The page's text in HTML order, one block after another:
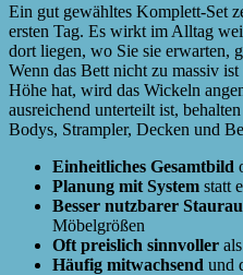
Ein gut gewähltes Komplett-Set
ersten Tag. Es wirkt im Alltag
dort liegen, wo Sie sie erwarten,
Wenn das Bett nicht zu massiv
Höhe hat, wird das Wickeln
ausreichend unterteilt ist,
Bodys, Strampler, Decken und
Einheitliches Gesamtbild
Planung mit System statt
Besser nutzbarer
Möbelgrößen
Oft preislich sinnvoller
Häufig mitwachsend und